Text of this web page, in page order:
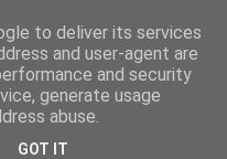
to deliver its services
and user-agent are
and security
generate usage
abuse.
GOT IT